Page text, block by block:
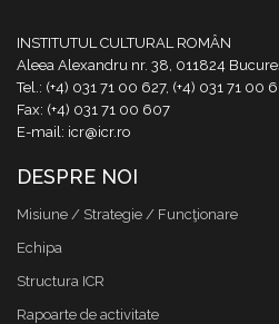
INSTITUTUL CULTURAL ROMÂN
Aleea Alexandru nr. 38, 011824
Tel.: (+4) 031 71 00 627, (+4) 031 71 00
Fax: (+4) 031 71 00 607
E-mail: icr@icr.ro
DESPRE NOI
Misiune / Strategie / Funcţionare
Echipa
Structura ICR
Rapoarte de activitate